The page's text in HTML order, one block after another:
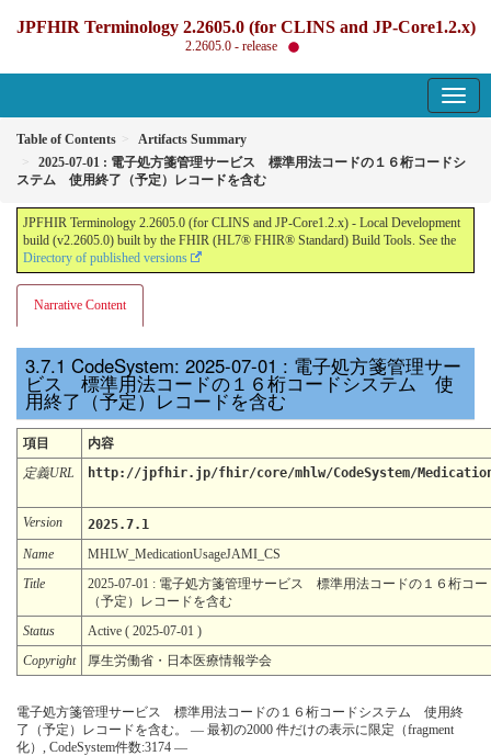
JPFHIR Terminology 2.2605.0 (for CLINS and JP-Core1.2.x)
2.2605.0 - release
Table of Contents
Artifacts Summary
2025-07-01 : 電子処方箋管理サービス 標準用法コードの１６桁コードシ
ステム 使用終了（予定）レコードを含む
JPFHIR Terminology 2.2605.0 (for CLINS and JP-Core1.2.x) - Local Development
build (v2.2605.0) built by the FHIR (HL7® FHIR® Standard) Build Tools. See the
Directory of published versions
Narrative Content
CodeSystem: 2025-07-01 : 電子処方箋管理サー
ビス 標準用法コードの１６桁コードシステム 使
用終了（予定）レコードを含む
項目
内容
定義URL
http://jpfhir.jp/fhir/core/mhlw/CodeSystem/
Version
2025.7.1
Name
MHLW_MedicationUsageJAMI_CS
Title
2025-07-01 : 電子処方箋管理サービス 標準用法コードの１６桁コ
（予定）レコードを含む
Status
Active ( 2025-07-01 )
Copyright
厚生労働省・日本医療情報学会
電子処方箋管理サービス 標準用法コードの１６桁コードシステム 使用終
了（予定）レコードを含む。 — 最初の2000 件だけの表示に限定（fragment
化）, CodeSystem件数:3174 —